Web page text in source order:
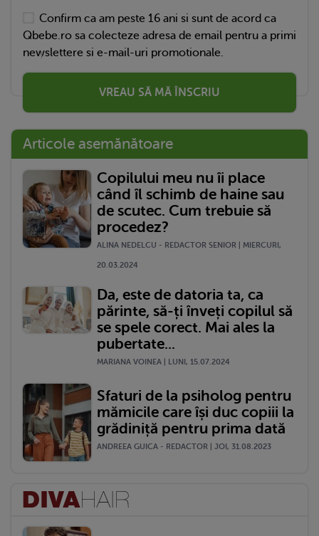
Confirm ca am peste 16 ani si sunt de acord ca
Qbebe.ro sa colecteze adresa de email pentru a primi
newslettere si e-mail-uri promotionale.
VREAU SĂ MĂ ÎNSCRIU
Articole asemănătoare
Copilului meu nu îi place
când îl schimb de haine sau
de scutec. Cum trebuie să
procedez?
ALINA NEDELCU - REDACTOR SENIOR | MIERCURI,
20.03.2024
Da, este de datoria ta, ca
părinte, să-ți înveți copilul să
se spele corect. Mai ales la
pubertate...
MARIANA VOINEA | LUNI, 15.07.2024
Sfaturi de la psiholog pentru
mămicile care își duc copiii la
grădiniță pentru prima dată
ANDREEA GUICA - REDACTOR | JOI, 31.08.2023